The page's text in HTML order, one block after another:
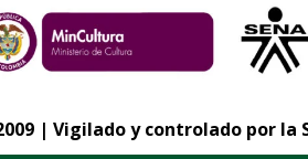
| Vigilado y controlado por la